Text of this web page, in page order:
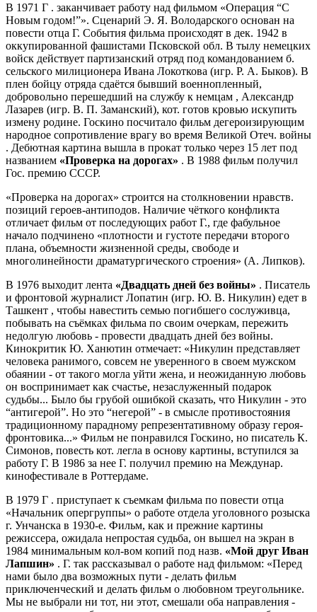
В 1971 Г . заканчивает работу над фильмом «Операция “С
Новым годом!”». Сценарий Э. Я. Володарского основан на
повести отца Г. События фильма происходят в дек. 1942 в
оккупированной фашистами Псковской обл. В тылу немецких
войск действует партизанский отряд под командованием б.
сельского милиционера Ивана Локоткова (игр. Р. А. Быков). В
плен бойцу отряда сдаётся бывший военнопленный,
добровольно перешедший на службу к немцам , Александр
Лазарев (игр. В. П. Заманский), кот. готов кровью искупить
измену родине. Госкино посчитало фильм дегероизирующим
народное сопротивление врагу во время Великой Отеч. войны
. Дебютная картина вышла в прокат только через 15 лет под
названием «Проверка на дорогах» . В 1988 фильм получил
Гос. премию СССР.
«Проверка на дорогах» строится на столкновении нравств.
позиций героев-антиподов. Наличие чёткого конфликта
отличает фильм от последующих работ Г., где фабульное
начало подчинено «плотности и густоте передачи второго
плана, объемности жизненной среды, свободе и
многолинейности драматургического строения» (А. Липков).
В 1976 выходит лента «Двадцать дней без войны» . Писатель
и фронтовой журналист Лопатин (игр. Ю. В. Никулин) едет в
Ташкент , чтобы навестить семью погибшего сослуживца,
побывать на съёмках фильма по своим очеркам, пережить
недолгую любовь - провести двадцать дней без войны.
Кинокритик Ю. Ханютин отмечает: «Никулин представляет
человека ранимого, совсем не уверенного в своем мужском
обаянии - от такого могла уйти жена, и неожиданную любовь
он воспринимает как счастье, незаслуженный подарок
судьбы... Было бы грубой ошибкой сказать, что Никулин - это
“антигерой”. Но это “негерой” - в смысле противостояния
традиционному парадному репрезентативному образу героя-
фронтовика...» Фильм не понравился Госкино, но писатель К.
Симонов, повесть кот. легла в основу картины, вступился за
работу Г. В 1986 за нее Г. получил премию на Междунар.
кинофестивале в Роттердаме.
В 1979 Г . приступает к съемкам фильма по повести отца
«Начальник опергруппы» о работе отдела уголовного розыска
г. Унчанска в 1930-е. Фильм, как и прежние картины
режиссера, ожидала непростая судьба, он вышел на экран в
1984 минимальным кол-вом копий под назв. «Мой друг Иван
Лапшин» . Г. так рассказывал о работе над фильмом: «Перед
нами было два возможных пути - делать фильм
приключенческий и делать фильм о любовном треугольнике.
Мы не выбрали ни тот, ни этот, смешали оба направления -